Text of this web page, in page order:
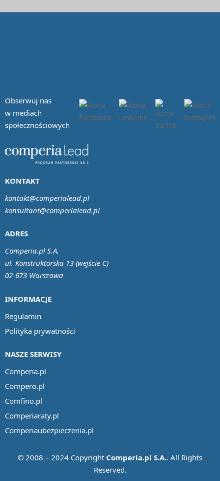
Obserwuj nas
w mediach
społecznościowych
INFORMACJE
Regulamin
Polityka prywatności
NASZE SERWISY
Comperia.pl
Compero.pl
Comfino.pl
Comperiaraty.pl
Comperiaubezpieczenia.pl
ADRES
Comperia.pl S.A.
ul. Konstruktorska 13 (wejście C)
02-673 Warszawa
KONTAKT
kontakt@comperialead.pl
konsultant@comperialead.pl
© 2008 – 2024 Copyright Comperia.pl S.A.. All Rights
Reserved.